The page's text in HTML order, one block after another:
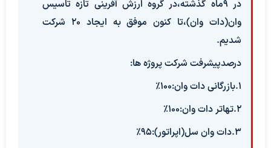
در 9ماه گذشته،در گروه ارزش آفرینی تازه تاسیس
وان(دات وان)،تا کنون موفق به ایجاد 20 شرکت
شدیم.
درصدپیشرفت شرکت پروژه ها:
1.بازرگانی دات وان:100%
2.تهاتر دات وان:100%
3.دات وان سل(اپراتور):95%